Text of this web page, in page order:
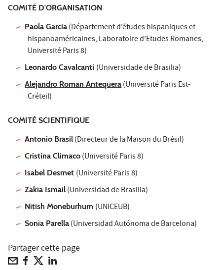
COMITÉ D'ORGANISATION
Paola Garcia (Département d’études hispaniques et
hispanoaméricaines, Laboratoire d’Etudes Romanes,
Université Paris 8)
Leonardo Cavalcanti (Universidade de Brasilia)
Alejandro Roman Antequera(Université Paris Est-
Créteil)
COMITÉ SCIENTIFIQUE
Antonio Brasil (Directeur de la Maison du Brésil)
Cristina Climaco (Université Paris 8)
Isabel Desmet (Université Paris 8)
Zakia Ismail (Universidad de Brasilia)
Nitish Moneburhum (UNICEUB)
Sonia Parella (Universidad Autónoma de Barcelona)
Partager cette page